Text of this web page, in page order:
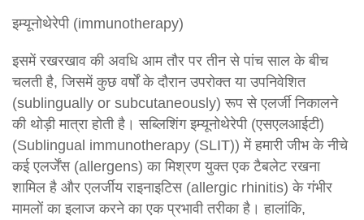
इम्यूनोथेरेपी (immunotherapy)
इसमें रखरखाव की अवधि आम तौर पर तीन से पांच साल के बीच
चलती है, जिसमें कुछ वर्षों के दौरान उपरोक्त या उपनिवेशित
(sublingually or subcutaneously) रूप से एलर्जी निकालने
की थोड़ी मात्रा होती है। सब्लिशिंग इम्यूनोथेरेपी (एसएलआईटी)
(Sublingual immunotherapy (SLIT)) में हमारी जीभ के नीचे
कई एलर्जेंस (allergens) का मिश्रण युक्त एक टैबलेट रखना
शामिल है और एलर्जीय राइनाइटिस (allergic rhinitis) के गंभीर
मामलों का इलाज करने का एक प्रभावी तरीका है। हालांकि,